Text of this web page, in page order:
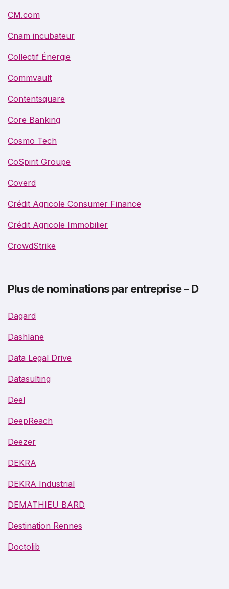
CM.com
Cnam incubateur
Collectif Énergie
Commvault
Contentsquare
Core Banking
Cosmo Tech
CoSpirit Groupe
Coverd
Crédit Agricole Consumer Finance
Crédit Agricole Immobilier
CrowdStrike
Plus de nominations par entreprise – D
Dagard
Dashlane
Data Legal Drive
Datasulting
Deel
DeepReach
Deezer
DEKRA
DEKRA Industrial
DEMATHIEU BARD
Destination Rennes
Doctolib